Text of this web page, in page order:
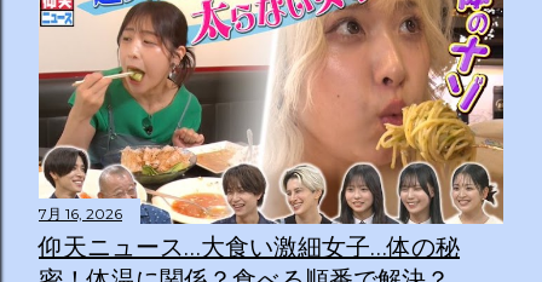
7月 16, 2026
仰天ニュース…大食い激細女子…体の秘